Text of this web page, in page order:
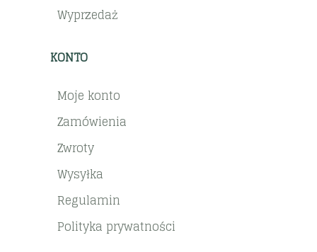
Wyprzedaż
KONTO
Moje konto
Zamówienia
Zwroty
Wysyłka
Regulamin
Polityka prywatności